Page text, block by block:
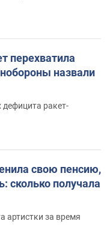
перехватила
назвали
ракет-
свою пенсию,
сколько получала
артистки за время